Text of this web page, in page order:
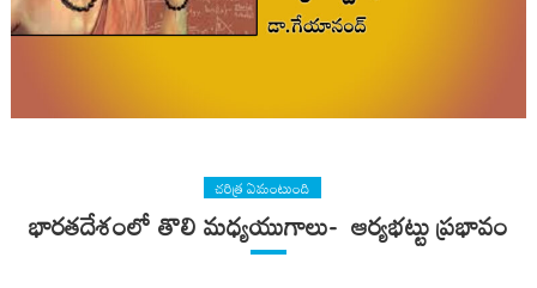
చరిత్ర ఏమంటుంది
భారతదేశంలో తొలి మధ్యయుగాలు- ఆర్యభట్టు ప్రభావం